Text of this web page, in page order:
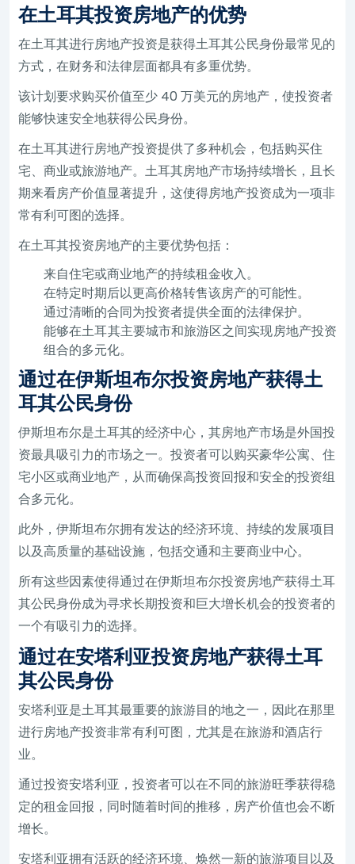
在土耳其投资房地产的优势
在土耳其进行房地产投资是获得土耳其公民身份最常见的
方式，在财务和法律层面都具有多重优势。
该计划要求购买价值至少 40 万美元的房地产，使投资者
能够快速安全地获得公民身份。
在土耳其进行房地产投资提供了多种机会，包括购买住
宅、商业或旅游地产。土耳其房地产市场持续增长，且长
期来看房产价值显著提升，这使得房地产投资成为一项非
常有利可图的选择。
在土耳其投资房地产的主要优势包括：
来自住宅或商业地产的持续租金收入。
在特定时期后以更高价格转售该房产的可能性。
通过清晰的合同为投资者提供全面的法律保护。
能够在土耳其主要城市和旅游区之间实现房地产投资
组合的多元化。
通过在伊斯坦布尔投资房地产获得土
耳其公民身份
伊斯坦布尔是土耳其的经济中心，其房地产市场是外国投
资最具吸引力的市场之一。投资者可以购买豪华公寓、住
宅小区或商业地产，从而确保高投资回报和安全的投资组
合多元化。
此外，伊斯坦布尔拥有发达的经济环境、持续的发展项目
以及高质量的基础设施，包括交通和主要商业中心。
所有这些因素使得通过在伊斯坦布尔投资房地产获得土耳
其公民身份成为寻求长期投资和巨大增长机会的投资者的
一个有吸引力的选择。
通过在安塔利亚投资房地产获得土耳
其公民身份
安塔利亚是土耳其最重要的旅游目的地之一，因此在那里
进行房地产投资非常有利可图，尤其是在旅游和酒店行
业。
通过投资安塔利亚，投资者可以在不同的旅游旺季获得稳
定的租金回报，同时随着时间的推移，房产价​​值也会不断
增长。
安塔利亚拥有活跃的经济环境、焕然一新的旅游项目以及